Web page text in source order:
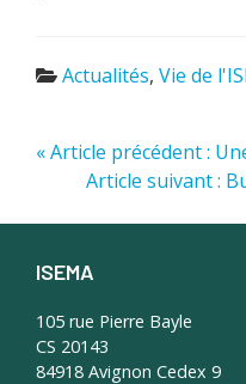
Actualités, Vie de
« Article précédent :
Article suivant :
Footer
ISEMA
105 rue Pierre Bayle
CS 20143
84918 Avignon Cedex 9